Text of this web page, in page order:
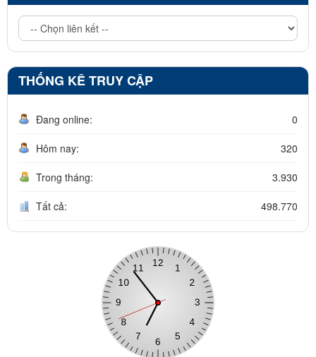
THỐNG KÊ TRUY CẬP
Đang online: 0
Hôm nay: 320
Trong tháng: 3.930
Tất cả: 498.770